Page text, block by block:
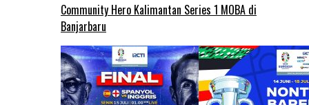
Community Hero Kalimantan Series 1 MOBA di
Banjarbaru